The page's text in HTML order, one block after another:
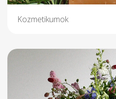
Kozmetikumok